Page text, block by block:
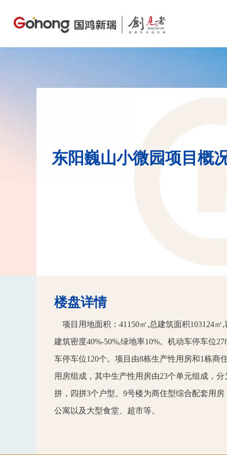
东阳巍山小微园项目概
楼盘详情
项目用地面积：41150㎡,总建筑面积103124㎡,
建筑密度40%-50%,绿地率10%。机动车停车位
车停车位120个。项目由8栋生产性用房和1栋商
用房组成，其中生产性用房由23个单元组成，
拼，四拼3个户型。9号楼为商住型综合配套用房
公寓以及大型食堂、超市等。